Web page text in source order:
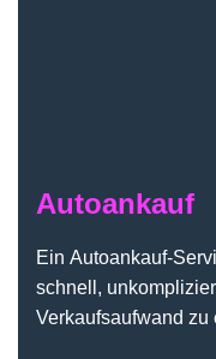
Autoankauf
Ein Autoankauf-
schnell,
Verkaufsaufwand zu